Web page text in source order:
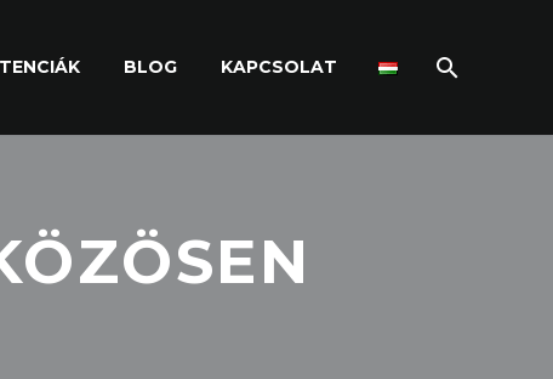
BLOG KAPCSOLAT